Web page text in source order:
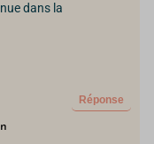
dans la
Réponse